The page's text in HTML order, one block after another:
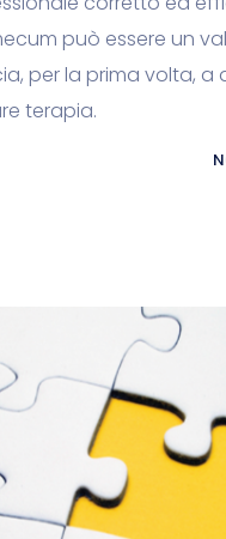
può essere un
per la prima volta, a
terapia.